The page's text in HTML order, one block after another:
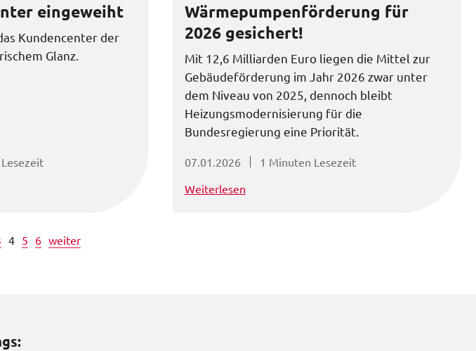
eingeweiht
Kundencenter der
Glanz.
Wärmepumpenförderung für
2026 gesichert!
Mit 12,6 Milliarden Euro liegen die Mittel zur
Gebäudeförderung im Jahr 2026 zwar unter
dem Niveau von 2025, dennoch bleibt
Heizungsmodernisierung für die
Bundesregierung eine Priorität.
07.01.2026
1 Minuten Lesezeit
Weiterlesen
4 5 6 weiter